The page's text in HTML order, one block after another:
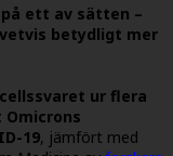
ett av sätten –
betydligt mer
ur flera
19, jämfört med